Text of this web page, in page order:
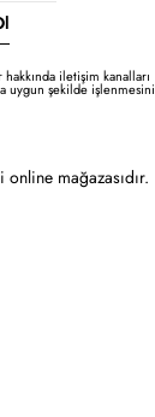
iletişim kanalları
uygun şekilde işlenmesini
mağazasıdır.